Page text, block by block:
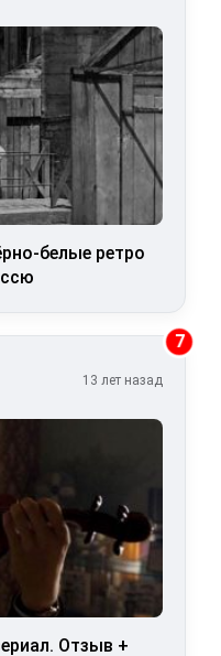
белые ретро
7
13 лет назад
Отзыв +